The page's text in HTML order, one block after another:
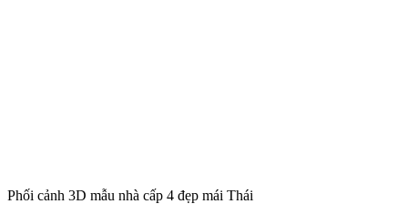
Phối cảnh 3D mẫu nhà cấp 4 đẹp mái Thái